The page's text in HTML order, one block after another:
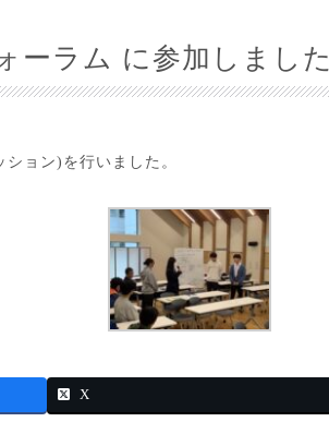
ーラム に参加しました
ョン)を行いました。
X